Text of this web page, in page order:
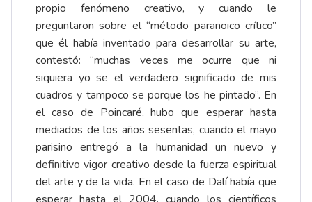
propio fenómeno creativo, y cuando le
preguntaron sobre el “método paranoico crítico”
que él había inventado para desarrollar su arte,
contestó: “muchas veces me ocurre que ni
siquiera yo se el verdadero significado de mis
cuadros y tampoco se porque los he pintado”. En
el caso de Poincaré, hubo que esperar hasta
mediados de los años sesentas, cuando el mayo
parisino entregó a la humanidad un nuevo y
definitivo vigor creativo desde la fuerza espiritual
del arte y de la vida. En el caso de Dalí había que